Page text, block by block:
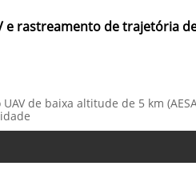
e rastreamento de trajetória
UAV de baixa altitude de 5 km